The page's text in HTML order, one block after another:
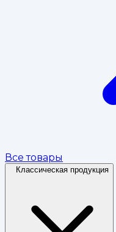
Все товары
Классическая продукция